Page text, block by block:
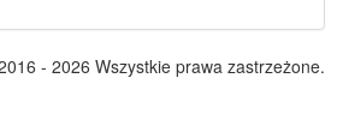
- 2026 Wszystkie prawa zastrzeżone.